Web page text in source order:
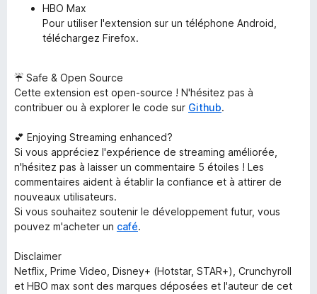
HBO Max
Pour utiliser l'extension sur un téléphone Android,
téléchargez Firefox.
☔ Safe & Open Source
Cette extension est open-source ! N'hésitez pas à
contribuer ou à explorer le code sur Github.
💕 Enjoying Streaming enhanced?
Si vous appréciez l'expérience de streaming améliorée,
n'hésitez pas à laisser un commentaire 5 étoiles ! Les
commentaires aident à établir la confiance et à attirer de
nouveaux utilisateurs.
Si vous souhaitez soutenir le développement futur, vous
pouvez m'acheter un café.
Disclaimer
Netflix, Prime Video, Disney+ (Hotstar, STAR+), Crunchyroll
et HBO max sont des marques déposées et l'auteur de cet